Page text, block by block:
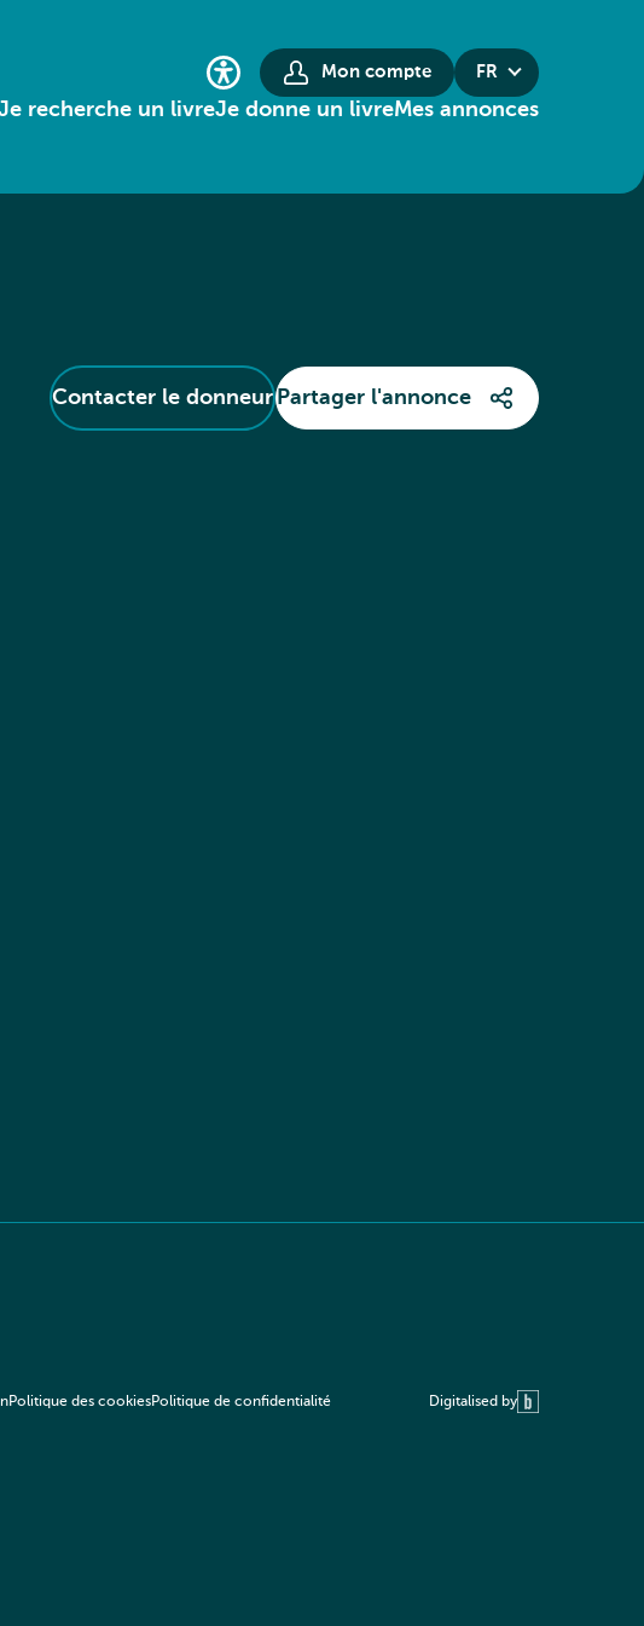
Mon compte FR
recherche un livreJe donne un livreMes annonces
Contacter le donneur Partager l'annonce
Politique des cookiesPolitique de confidentialité Digitalised by